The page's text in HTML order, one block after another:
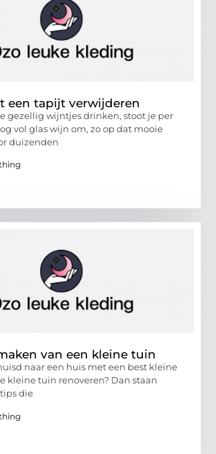
een tapijt verwijderen
gezellig wijntjes drinken, stoot je per
vol glas wijn om, zo op dat mooie
duizenden
van een kleine tuin
naar een huis met een best kleine
kleine tuin renoveren? Dan staan
die